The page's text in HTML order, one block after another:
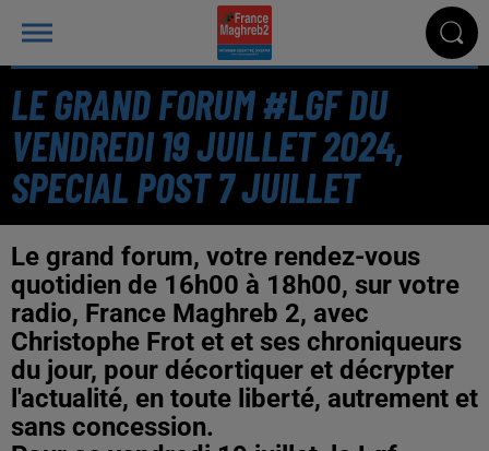
LE GRAND FORUM #LGF DU
VENDREDI 19 JUILLET 2024,
SPECIAL POST 7 JUILLET
Le grand forum, votre rendez-vous
quotidien de 16h00 à 18h00, sur votre
radio, France Maghreb 2, avec
Christophe Frot et et ses chroniqueurs
du jour, pour décortiquer et décrypter
l'actualité, en toute liberté, autrement et
sans concession.